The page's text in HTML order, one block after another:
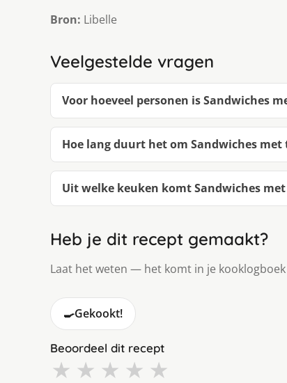
Bron: Libelle
Veelgestelde vragen
Voor hoeveel personen is Sandwiches
Hoe lang duurt het om Sandwiches
Uit welke keuken komt Sandwiches
Heb je dit recept gemaakt?
Laat het weten — het komt in je
🍳Gekookt!
Beoordeel dit recept
★ ★ ★ ★ ★